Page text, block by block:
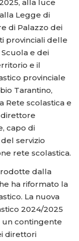
alla luce
Legge di
di Palazzo dei
provinciali delle
e dei
e il
provinciale
Tarantino,
Rete scolastica e
direttore
capo di
servizio
rete scolastica.
dalla
ha riformato la
La nuova
2024/2025
un contingente
direttori